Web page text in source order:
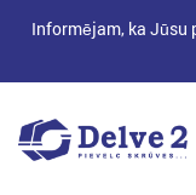
Informējam, ka